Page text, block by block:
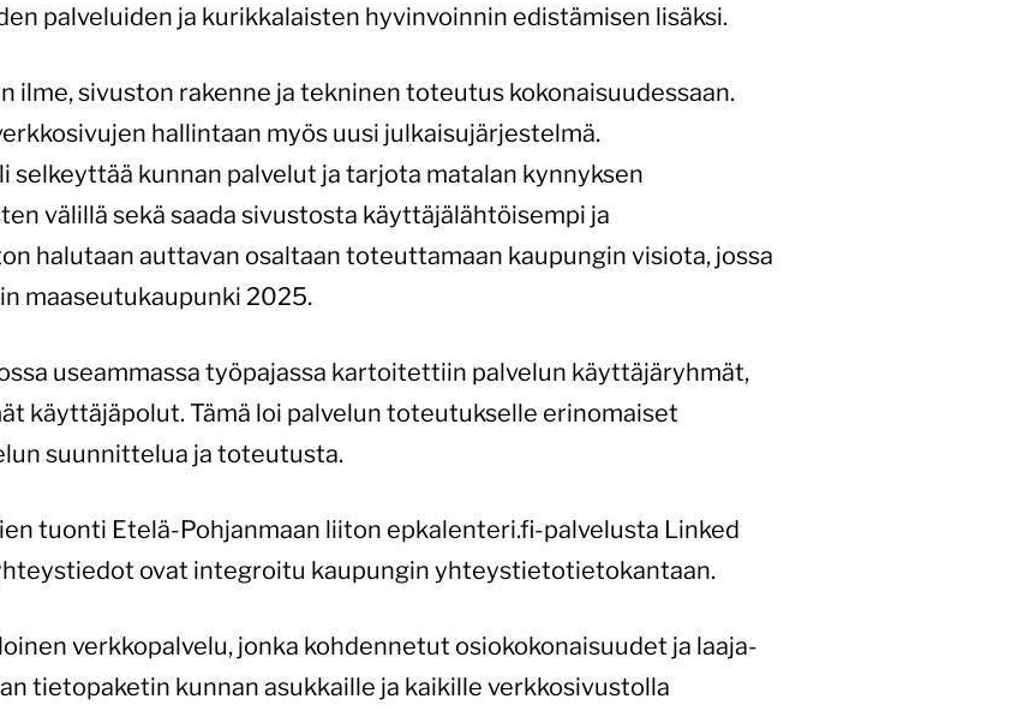
palveluiden ja kurikkalaisten hyvinvoinnin edistämisen lisäksi.
ilme, sivuston rakenne ja tekninen toteutus kokonaisuudessaan.
hallintaan myös uusi julkaisujärjestelmä.
kunnan palvelut ja tarjota matalan kynnyksen
välillä sekä saada sivustosta käyttäjälähtöisempi ja
halutaan auttavan osaltaan toteuttamaan kaupungin visiota, jossa
maaseutukaupunki 2025.
useammassa työpajassa kartoitettiin palvelun käyttäjäryhmät,
käyttäjäpolut. Tämä loi palvelun toteutukselle erinomaiset
suunnittelua ja toteutusta.
tuonti Etelä-Pohjanmaan liiton epkalenteri.fi-palvelusta Linked
ovat integroitu kaupungin yhteystietotietokantaan.
verkkopalvelu, jonka kohdennetut osiokokonaisuudet ja laaja-
tietopaketin kunnan asukkaille ja kaikille verkkosivustolla